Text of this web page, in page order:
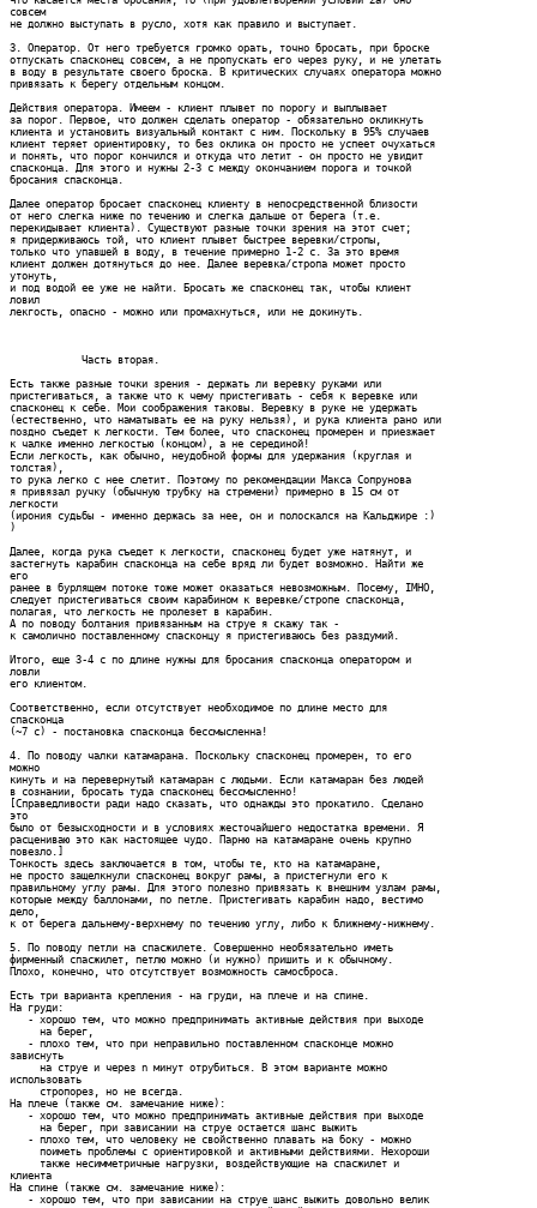
совсем
не должно выступать в русло, хотя как правило и выступает.
3. Оператор. От него требуется громко орать, точно бросать, при броске
отпускать спасконец совсем, а не пропускать его через руку, и не улетать
в воду в результате своего броска. В критических случаях оператора можно
привязать к берегу отдельным концом.
Действия оператора. Имеем - клиент плывет по порогу и выплывает
за порог. Первое, что должен сделать оператор - обязательно окликнуть
клиента и установить визуальный контакт с ним. Поскольку в 95% случаев
клиент теряет ориентировку, то без оклика он просто не успеет очухаться
и понять, что порог кончился и откуда что летит - он просто не увидит
спасконца. Для этого и нужны 2-3 с между окончанием порога и точкой
бросания спасконца.
Далее оператор бросает спасконец клиенту в непосредственной близости
от него слегка ниже по течению и слегка дальше от берега (т.е.
перекидывает клиента). Существуют разные точки зрения на этот счет;
я придерживаюсь той, что клиент плывет быстрее веревки/стропы,
только что упавшей в воду, в течение примерно 1-2 с. За это время
клиент должен дотянуться до нее. Далее веревка/стропа может просто
утонуть,
и под водой ее уже не найти. Бросать же спасконец так, чтобы клиент
ловил
лекгость, опасно - можно или промахнуться, или не докинуть.
            Часть вторая.
Есть также разные точки зрения - держать ли веревку руками или
пристегиваться, а также что к чему пристегивать - себя к веревке или
спасконец к себе. Мои соображения таковы. Веревку в руке не удержать
(естественно, что наматывать ее на руку нельзя), и рука клиента рано или
поздно съедет к легкости. Тем более, что спасконец промерен и приезжает
к чалке именно легкостью (концом), а не серединой!
Если легкость, как обычно, неудобной формы для удержания (круглая и
толстая),
то рука легко с нее слетит. Поэтому по рекомендации Макса Сопрунова
я привязал ручку (обычную трубку на стремени) примерно в 15 см от
легкости
(ирония судьбы - именно держась за нее, он и полоскался на Кальджире :)
)
Далее, когда рука съедет к легкости, спасконец будет уже натянут, и
застегнуть карабин спасконца на себе вряд ли будет возможно. Hайти же
его
ранее в бурлящем потоке тоже может оказаться невозможным. Посему, IMHO,
следует пристегиваться своим карабином к веревке/стропе спасконца,
полагая, что легкость не пролезет в карабин.
А по поводу болтания привязанным на струе я скажу так -
к самолично поставленному спасконцу я пристегиваюсь без раздумий.
Итого, еще 3-4 с по длине нужны для бросания спасконца оператором и
ловли
его клиентом.
Соответственно, если отсутствует необходимое по длине место для
спасконца
(~7 c) - постановка спасконца бессмысленна!
4. По поводу чалки катамарана. Поскольку спасконец промерен, то его
можно
кинуть и на перевернутый катамаран с людьми. Если катамаран без людей
в сознании, бросать туда спасконец бессмысленно!
[Справедливости ради надо сказать, что однажды это прокатило. Сделано
это
было от безысходности и в условиях жесточайшего недостатка времени. Я
расцениваю это как настоящее чудо. Парню на катамаране очень крупно
повезло.]
Тонкость здесь заключается в том, чтобы те, кто на катамаране,
не просто защелкнули спасконец вокруг рамы, а пристегнули его к
правильному углу рамы. Для этого полезно привязать к внешним узлам рамы,
которые между баллонами, по петле. Пристегивать карабин надо, вестимо
дело,
к от берега дальнему-верхнему по течению углу, либо к ближнему-нижнему.
5. По поводу петли на спасжилете. Совершенно необязательно иметь
фирменный спасжилет, петлю можно (и нужно) пришить и к обычному.
Плохо, конечно, что отсутствует возможность самосброса.
Есть три варианта крепления - на груди, на плече и на спине.
Hа груди:
   - хорошо тем, что можно предпринимать активные действия при выходе
     на берег,
   - плохо тем, что при неправильно поставленном спасконце можно
зависнуть
     на струе и через n минут отрубиться. В этом варианте можно
использовать
     стропорез, но не всегда.
Hа плече (также см. замечание ниже):
   - хорошо тем, что можно предпринимать активные действия при выходе
     на берег, при зависании на струе остается шанс выжить
   - плохо тем, что человеку не свойственно плавать на боку - можно
     поиметь проблемы с ориентировкой и активными действиями. Hехороши
     также несимметричные нагрузки, воздействующие на спасжилет и
клиента
Hа спине (также см. замечание ниже):
   - хорошо тем, что при зависании на струе шанс выжить довольно велик